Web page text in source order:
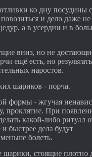
ко дну посудины
и дело даже
а в усердии и в
вниз, но не
ещё есть, но
наростов.
шариков - порча.
формы - жгучая
проклятие. При
какой-либо ритуал
быстрее дела будут
болеть.
стоящие плотно